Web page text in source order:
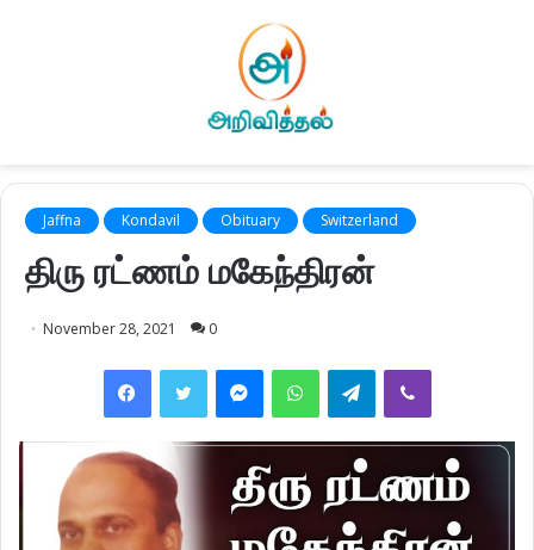
Jaffna Kondavil Obituary Switzerland
திரு ரட்ணம் மகேந்திரன்
November 28, 2021 0
FacebookTwitter MessengerWhatsAppTelegramViber